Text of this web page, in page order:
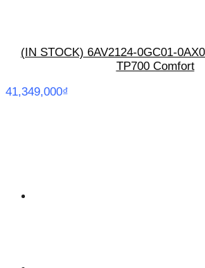
(IN STOCK) 6AV2124-0GC01-
TP700 Comfort
41,349,000₫